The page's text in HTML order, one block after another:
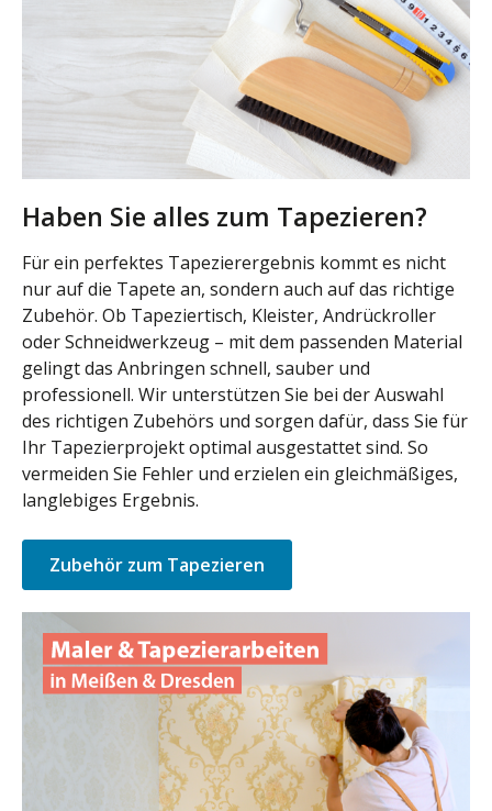
Haben Sie alles zum Tapezieren?
Für ein perfektes Tapezierergebnis kommt es nicht
nur auf die Tapete an, sondern auch auf das richtige
Zubehör. Ob Tapeziertisch, Kleister, Andrückroller
oder Schneidwerkzeug – mit dem passenden Material
gelingt das Anbringen schnell, sauber und
professionell. Wir unterstützen Sie bei der Auswahl
des richtigen Zubehörs und sorgen dafür, dass Sie für
Ihr Tapezierprojekt optimal ausgestattet sind. So
vermeiden Sie Fehler und erzielen ein gleichmäßiges,
langlebiges Ergebnis.
Zubehör zum Tapezieren